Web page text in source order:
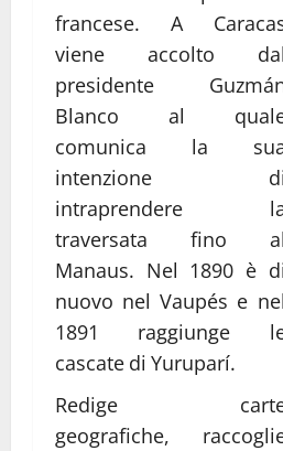
francese. A
viene accolto dal
presidente
Blanco al
comunica la
intenzione di
intraprendere
traversata fino al
Manaus. Nel 1890 è di
nuovo nel Vaupés e nel
1891 raggiunge
cascate di Yuruparí.
Redige
geografiche,